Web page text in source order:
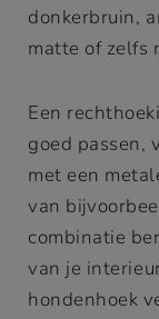
donkerbruin,
matte of zelfs
Een
goed passen,
met een
van
combinatie
van je
hondenhoek